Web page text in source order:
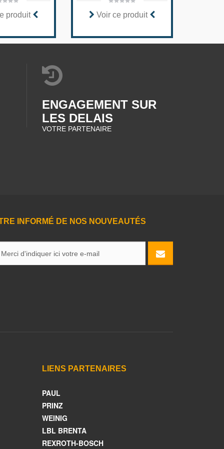
produit Voir ce produit
ENGAGEMENT SUR
LES DELAIS
VOTRE PARTENAIRE
INFORMÉ DE NOS NOUVEAUTÉS
LIENS PARTENAIRES
PAUL
PRINZ
WEINIG
LBL BRENTA
REXROTH-BOSCH